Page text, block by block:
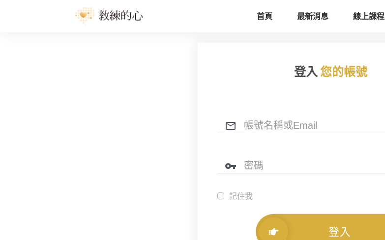
首頁 最新消息 線上課程
登入您的帳號
記住我
登入